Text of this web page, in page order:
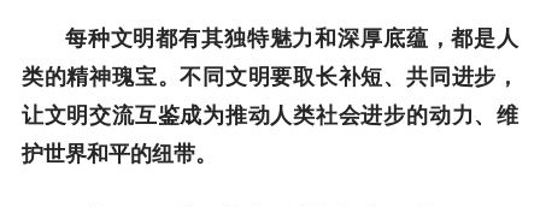
每种文明都有其独特魅力和深厚底蕴，都是人
类的精神瑰宝。不同文明要取长补短、共同进步，
让文明交流互鉴成为推动人类社会进步的动力、维
护世界和平的纽带。